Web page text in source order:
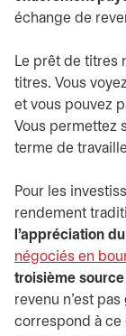
échange de
Le prêt de titres
titres. Vous
et vous pouvez
Vous permettez
terme de
Pour les
rendement
l’appréciation
négociés en
troisième
revenu n’est
correspond à ce